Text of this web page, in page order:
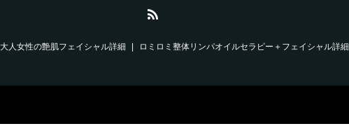
大人女性の艶肌フェイシャル詳細 ロミロミ整体リンパオイルセラピー＋フェイシャル詳細